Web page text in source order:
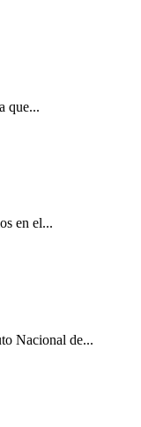
que...
en el...
Nacional de...